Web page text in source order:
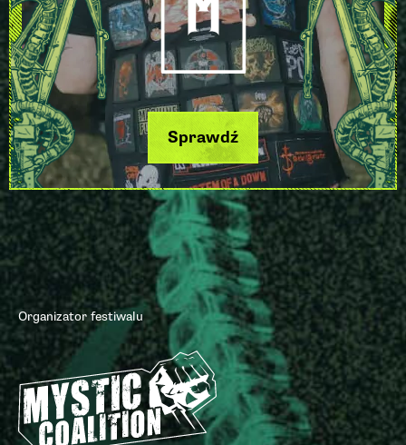
Sprawdź
Organizator festiwalu